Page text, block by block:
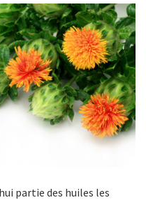
partie des huiles les